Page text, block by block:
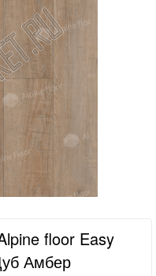
floor Easy
Амбер